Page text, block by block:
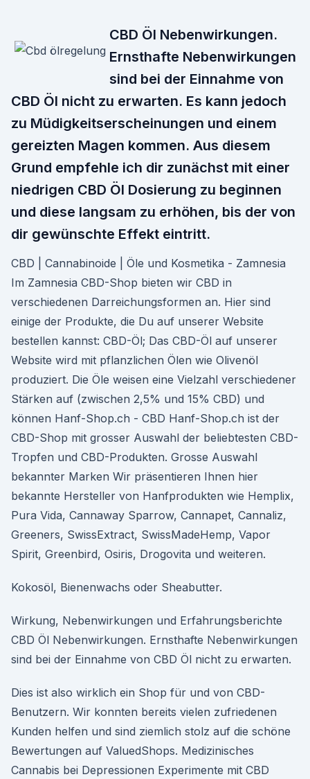
CBD Öl Nebenwirkungen.
Ernsthafte Nebenwirkungen
sind bei der Einnahme von
CBD Öl nicht zu erwarten. Es kann jedoch
zu Müdigkeitserscheinungen und einem
gereizten Magen kommen. Aus diesem
Grund empfehle ich dir zunächst mit einer
niedrigen CBD Öl Dosierung zu beginnen
und diese langsam zu erhöhen, bis der von
dir gewünschte Effekt eintritt.
CBD | Cannabinoide | Öle und Kosmetika - Zamnesia
Im Zamnesia CBD-Shop bieten wir CBD in
verschiedenen Darreichungsformen an. Hier sind
einige der Produkte, die Du auf unserer Website
bestellen kannst: CBD-Öl; Das CBD-Öl auf unserer
Website wird mit pflanzlichen Ölen wie Olivenöl
produziert. Die Öle weisen eine Vielzahl verschiedener
Stärken auf (zwischen 2,5% und 15% CBD) und
können Hanf-Shop.ch - CBD Hanf-Shop.ch ist der
CBD-Shop mit grosser Auswahl der beliebtesten CBD-
Tropfen und CBD-Produkten. Grosse Auswahl
bekannter Marken Wir präsentieren Ihnen hier
bekannte Hersteller von Hanfprodukten wie Hemplix,
Pura Vida, Cannaway Sparrow, Cannapet, Cannaliz,
Greeners, SwissExtract, SwissMadeHemp, Vapor
Spirit, Greenbird, Osiris, Drogovita und weiteren.
Kokosöl, Bienenwachs oder Sheabutter.
Wirkung, Nebenwirkungen und Erfahrungsberichte
CBD Öl Nebenwirkungen. Ernsthafte Nebenwirkungen
sind bei der Einnahme von CBD Öl nicht zu erwarten.
Dies ist also wirklich ein Shop für und von CBD-
Benutzern. Wir konnten bereits vielen zufriedenen
Kunden helfen und sind ziemlich stolz auf die schöne
Bewertungen auf ValuedShops. Medizinisches
Cannabis bei Depressionen Experimente mit CBD